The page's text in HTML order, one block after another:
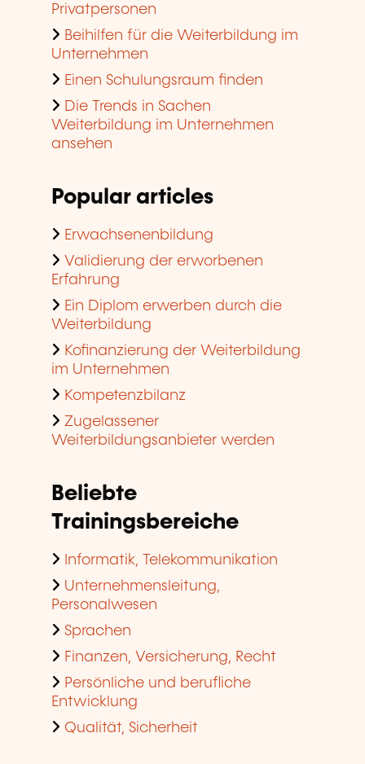
Privatpersonen
Beihilfen für die Weiterbildung im
Unternehmen
Einen Schulungsraum finden
Die Trends in Sachen
Weiterbildung im Unternehmen
ansehen
Popular articles
Erwachsenenbildung
Validierung der erworbenen
Erfahrung
Ein Diplom erwerben durch die
Weiterbildung
Kofinanzierung der Weiterbildung
im Unternehmen
Kompetenzbilanz
Zugelassener
Weiterbildungsanbieter werden
Beliebte
Trainingsbereiche
Informatik, Telekommunikation
Unternehmensleitung,
Personalwesen
Sprachen
Finanzen, Versicherung, Recht
Persönliche und berufliche
Entwicklung
Qualität, Sicherheit